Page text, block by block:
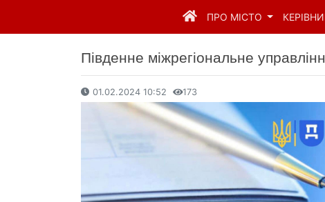
ПРО МІСТО
Південне міжрегіональне
01.02.2024 10:52 173